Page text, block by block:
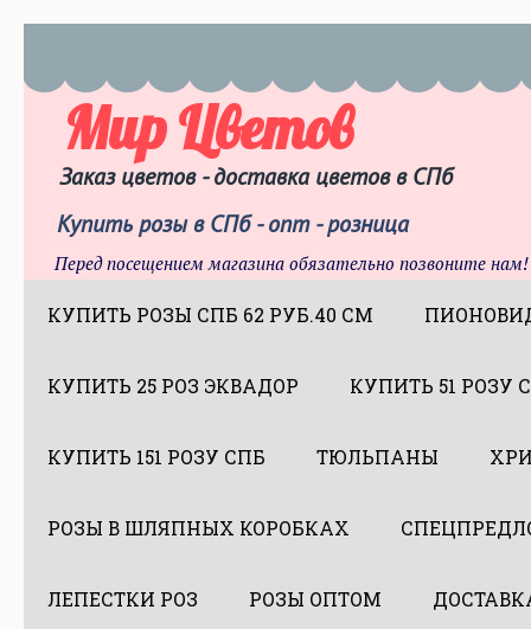
Мир Цветов
Заказ цветов - доставка цветов в СПб
Купить розы в СПб - опт - розница
Перед посещением магазина обязательно позвоните нам!
КУПИТЬ РОЗЫ СПБ 62 РУБ.40 СМ
КУПИТЬ 25 РОЗ ЭКВАДОР КУПИТЬ 51 РОЗУ
КУПИТЬ 151 РОЗУ СПБ ТЮЛЬПАНЫ
РОЗЫ В ШЛЯПНЫХ КОРОБКАХ
ЛЕПЕСТКИ РОЗ РОЗЫ ОПТОМ